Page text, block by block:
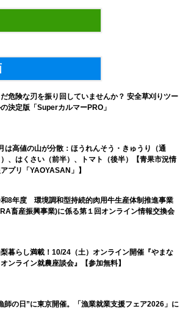
だ危険な刃を振り回していませんか？ 安全草刈りツー
決定版「SuperカルマーPRO」
は高値の山が分散：ほうれんそう・きゅうり（通
）、はくさい（前半）、トマト（後半）【青果市況情
プリ「YAOYASAN」】
8年度 環境調和型持続的肉用牛生産体制推進事業
畜産振興事業)に係る第１回オンライン情報交換会
暮らし満載！10/24（土）オンライン開催『やまな
オンライン就農座談会』【参加無料】
師の日”に東京開催。「漁業就業支援フェア2026」に